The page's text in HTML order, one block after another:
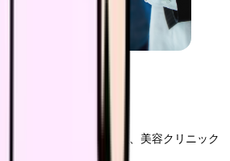
職成功ストーリー。
病院で5年間勤務した後、美容クリニック